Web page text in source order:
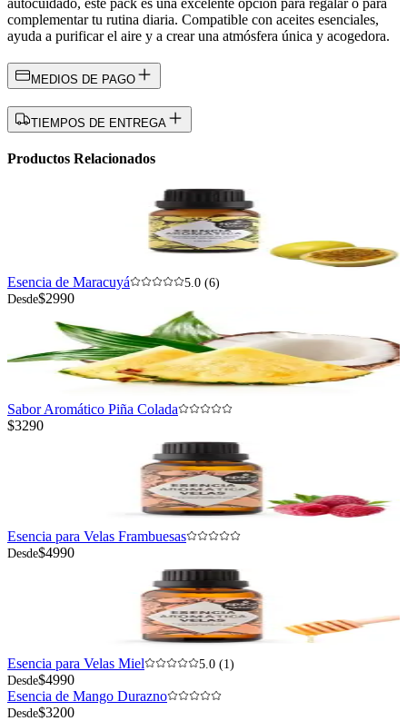
complementar tu rutina diaria. Compatible con aceites esenciales,
ayuda a purificar el aire y a crear una atmósfera única y acogedora.
MEDIOS DE PAGO
TIEMPOS DE ENTREGA
Productos Relacionados
Esencia de Maracuyá
5.0 (6)
Desde$2990
Sabor Aromático Piña Colada
$3290
Esencia para Velas Frambuesas
Desde$4990
Esencia para Velas Miel
5.0 (1)
Desde$4990
Esencia de Mango Durazno
Desde$3200